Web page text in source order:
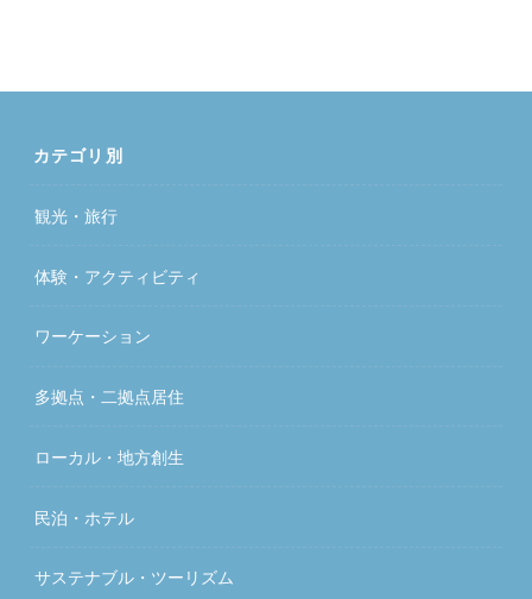
カテゴリ別
観光・旅行
体験・アクティビティ
ワーケーション
多拠点・二拠点居住
ローカル・地方創生
民泊・ホテル
サステナブル・ツーリズム